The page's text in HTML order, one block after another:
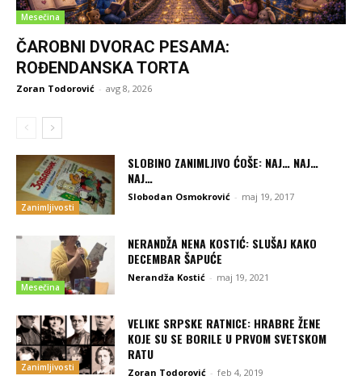
Mesečina
ČAROBNI DVORAC PESAMA:
ROĐENDANSKA TORTA
Zoran Todorović - avg 8, 2026
Zanimljivosti
SLOBINO ZANIMLJIVO ĆOŠE: NAJ… NAJ…
NAJ…
Slobodan Osmokrović - maj 19, 2017
Mesečina
NERANDŽA NENA KOSTIĆ: SLUŠAJ KAKO
DECEMBAR ŠAPUĆE
Nerandža Kostić - maj 19, 2021
Zanimljivosti
VELIKE SRPSKE RATNICE: HRABRE ŽENE
KOJE SU SE BORILE U PRVOM SVETSKOM
RATU
Zoran Todorović - feb 4, 2019